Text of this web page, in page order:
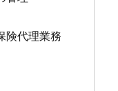
険代理業務